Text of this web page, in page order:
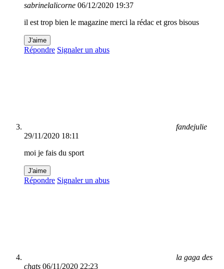
sabrinelalicorne 06/12/2020 19:37
il est trop bien le magazine merci la rédac et gros bisous
J'aime
Répondre Signaler un abus
fandejulie
29/11/2020 18:11
moi je fais du sport
J'aime
Répondre Signaler un abus
la gaga des
chats 06/11/2020 22:23